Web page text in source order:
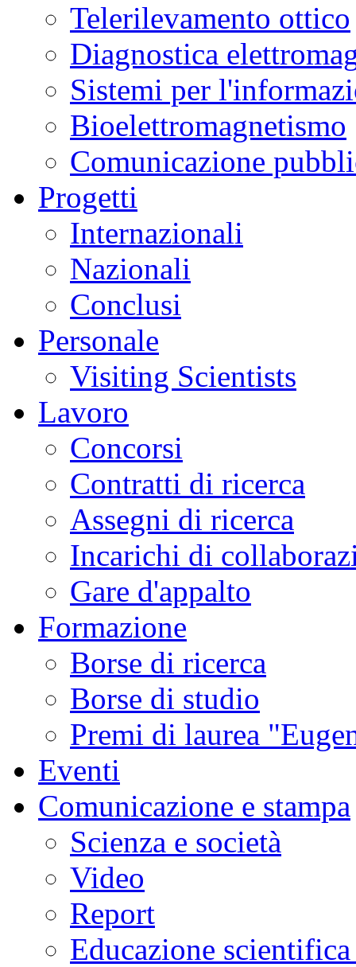
Telerilevamento ottico
Diagnostica
Sistemi per
Bioelettromagnetismo
Comunicazione
Progetti
Internazionali
Nazionali
Conclusi
Personale
Visiting Scientists
Lavoro
Concorsi
Contratti di ricerca
Assegni di ricerca
Incarichi di
Gare d'appalto
Formazione
Borse di ricerca
Borse di studio
Premi di laurea
Eventi
Comunicazione e stampa
Scienza e società
Video
Report
Educazione